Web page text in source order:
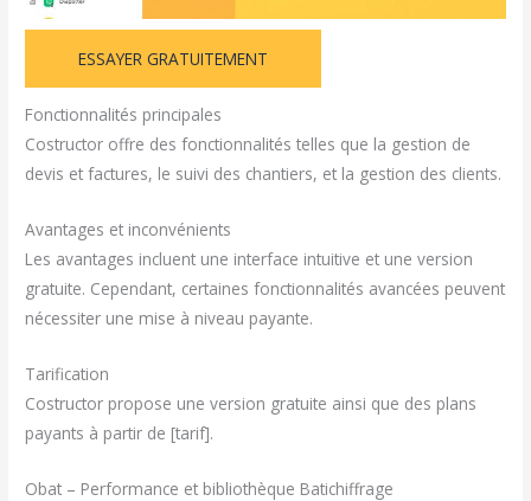
ESSAYER GRATUITEMENT
Fonctionnalités principales
Costructor offre des fonctionnalités telles que la gestion de
devis et factures, le suivi des chantiers, et la gestion des clients.
Avantages et inconvénients
Les avantages incluent une interface intuitive et une version
gratuite. Cependant, certaines fonctionnalités avancées peuvent
nécessiter une mise à niveau payante.
Tarification
Costructor propose une version gratuite ainsi que des plans
payants à partir de [tarif].
Obat – Performance et bibliothèque Batichiffrage